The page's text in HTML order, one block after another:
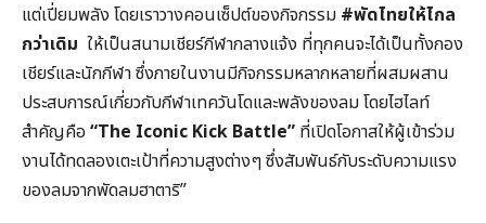
แต่เปี่ยมพลัง โดยเราวางคอนเซ็ปต์ของกิจกรรม #พัดไทยให้ไกล
กว่าเดิม ให้เป็นสนามเชียร์กีฬากลางแจ้ง ที่ทุกคนจะได้เป็นทั้งกอง
เชียร์และนักกีฬา ซึ่งภายในงานมีกิจกรรมหลากหลายที่ผสมผสาน
ประสบการณ์เกี่ยวกับกีฬาเทควันโดและพลังของลม โดยไฮไลท์
สำคัญคือ “The Iconic Kick Battle” ที่เปิดโอกาสให้ผู้เข้าร่วม
งานได้ทดลองเตะเป้าที่ความสูงต่างๆ ซึ่งสัมพันธ์กับระดับความแรง
ของลมจากพัดลมฮาตาริ”